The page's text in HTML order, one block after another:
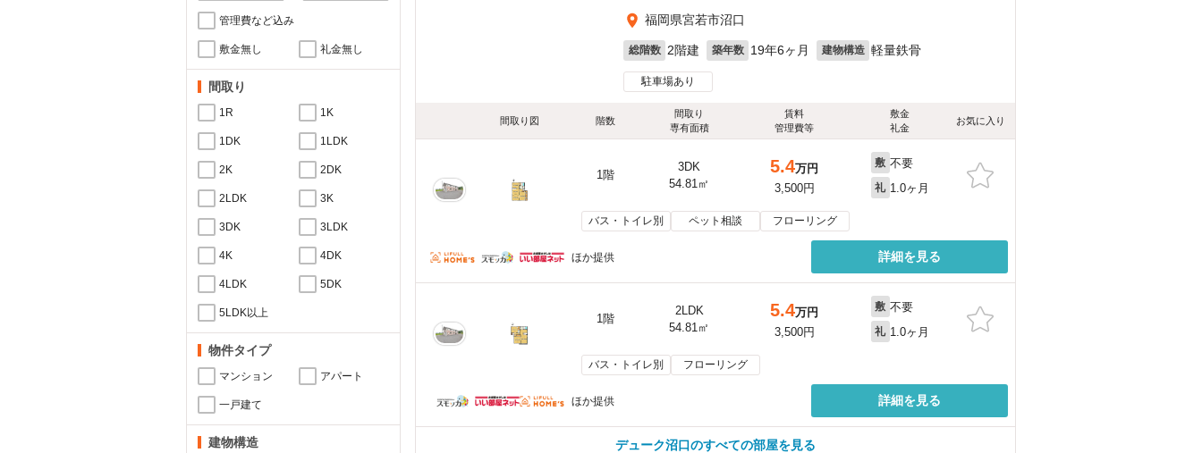
管理費など込み
敷金無し 礼金無し
間取り
1R 1K
1DK 1LDK
2K 2DK
2LDK 3K
3DK 3LDK
4K 4DK
4LDK 5DK
5LDK以上
物件タイプ
マンション アパート
一戸建て
建物構造
福岡県宮若市沼口
総階数 2階建 築年数 19年6ヶ月 建物構造 軽量鉄骨
駐車場あり
間取り図 階数
間取り
専有面積
賃料
管理費等
敷金
礼金
お気に入り
1階
3DK
54.81㎡
5.4万円
3,500円
敷 不要
礼 1.0ヶ月
バス・トイレ別 ペット相談 フローリング
ほか提供 詳細を見る
1階
2LDK
54.81㎡
5.4万円
3,500円
敷 不要
礼 1.0ヶ月
バス・トイレ別 フローリング
ほか提供 詳細を見る
デューク沼口のすべての部屋を見る